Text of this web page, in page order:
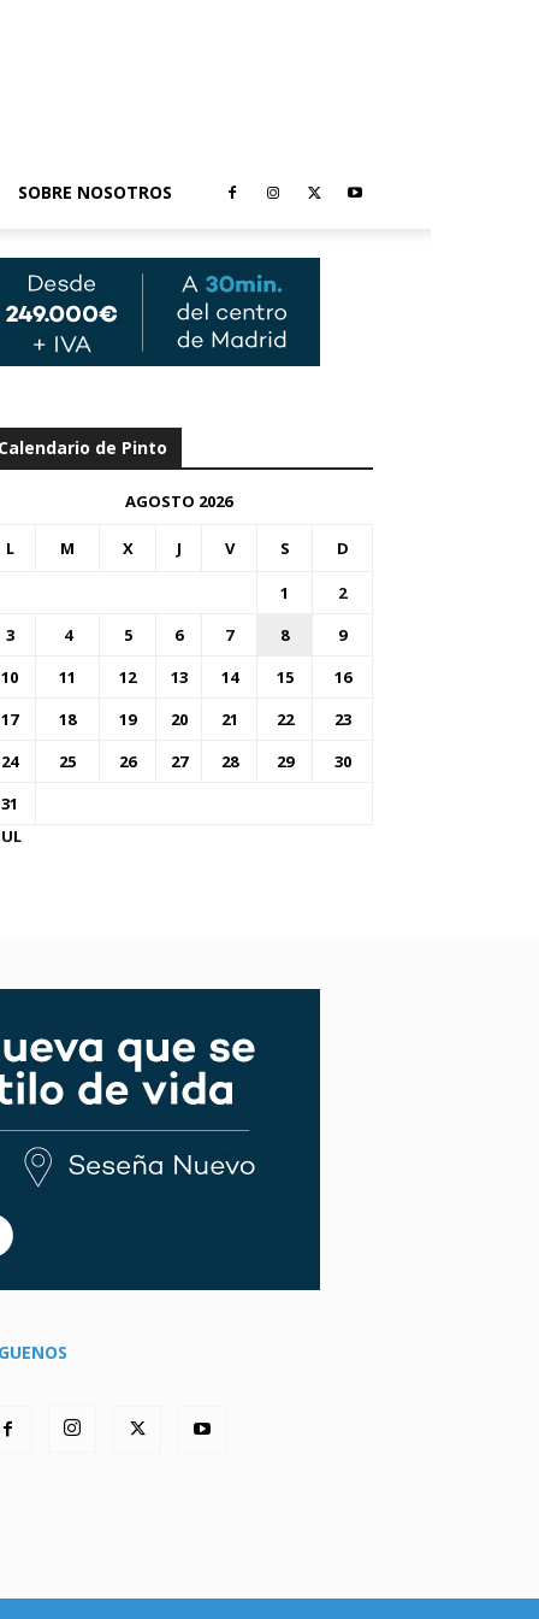
SOBRE NOSOTROS
de Pinto
AGOSTO 2026
L M X J V S D
1
2
3
4 5 6 7 8
9
10
11 12 13 14 15
16
17
18 19 20 21 22
23
24
25 26 27 28 29
30
31